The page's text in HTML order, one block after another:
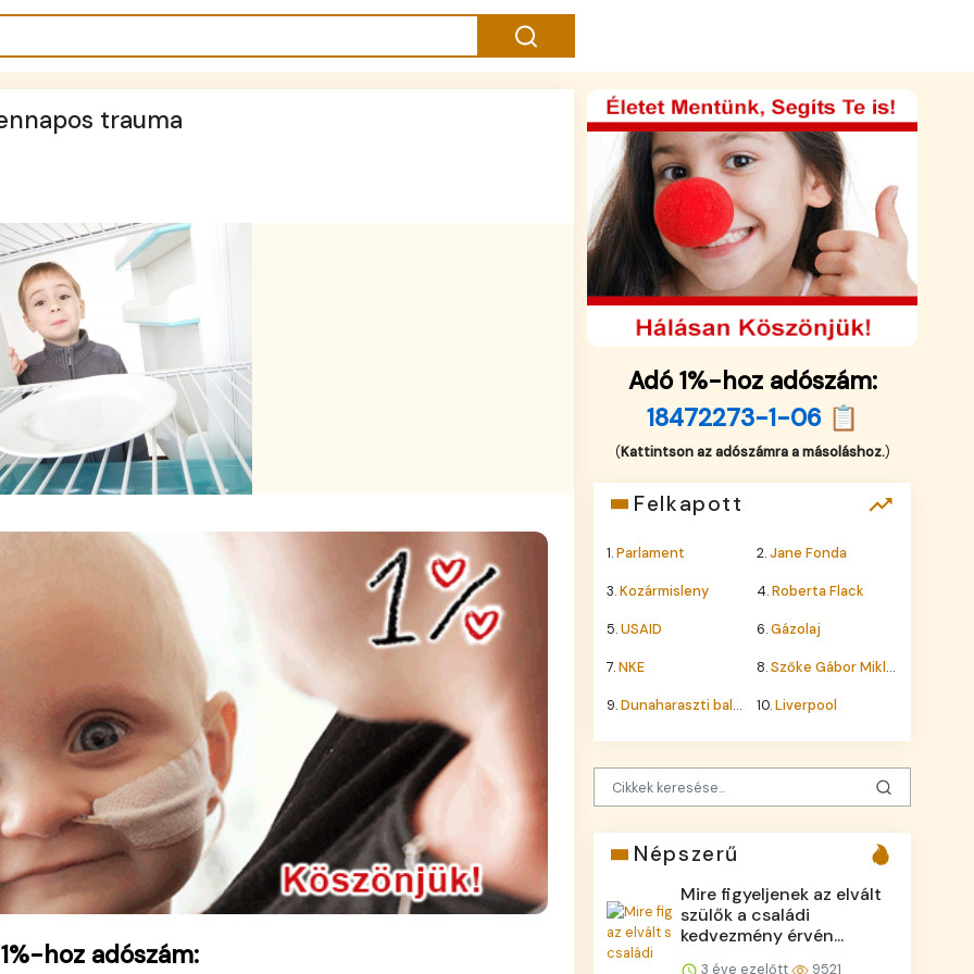
trauma
hoz adószám:
Adó 1%-hoz adószám:
18472273-1-06 📋
(Kattintson az adószámra a másoláshoz.)
Felkapott
1.Parlament 2.Jane Fonda
3.Kozármisleny 4.Roberta Flack
5.USAID 6.Gázolaj
7.NKE 8.Szőke Gábor Miklós
9.Dunaharaszti baleset 10.Liverpool
Népszerű
Mire figyeljenek az elvált
szülők a családi
kedvezmény érvén...
3 éve ezelőtt 9521